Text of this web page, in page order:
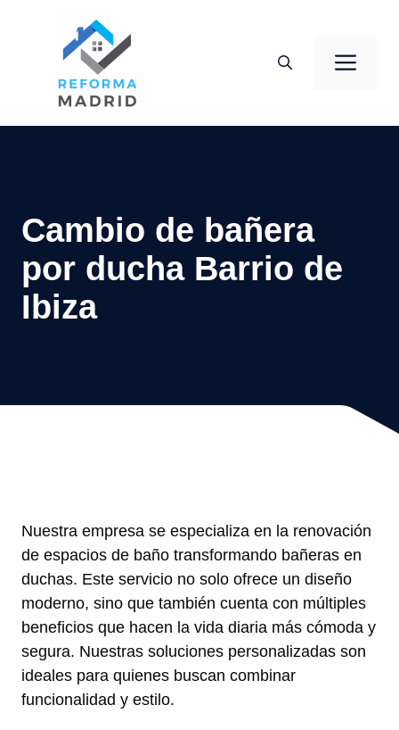
contenido
Cambio de bañera
por ducha Barrio de
Ibiza
Nuestra empresa se especializa en la renovación
de espacios de baño transformando bañeras en
duchas. Este servicio no solo ofrece un diseño
moderno, sino que también cuenta con múltiples
beneficios que hacen la vida diaria más cómoda y
segura. Nuestras soluciones personalizadas son
ideales para quienes buscan combinar
funcionalidad y estilo.